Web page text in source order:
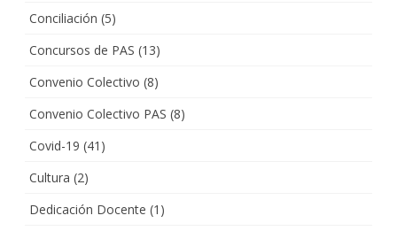
Conciliación (5)
Concursos de PAS (13)
Convenio Colectivo (8)
Convenio Colectivo PAS (8)
Covid-19 (41)
Cultura (2)
Dedicación Docente (1)